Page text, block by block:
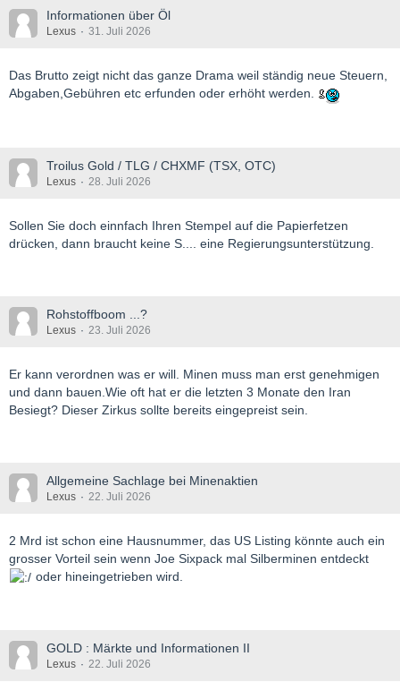
Informationen über Öl
Lexus 31. Juli 2026
Das Brutto zeigt nicht das ganze Drama weil ständig neue Steuern,
Abgaben,Gebühren etc erfunden oder erhöht werden.
Troilus Gold / TLG / CHXMF (TSX, OTC)
Lexus 28. Juli 2026
Sollen Sie doch einnfach Ihren Stempel auf die Papierfetzen
drücken, dann braucht keine S.... eine Regierungsunterstützung.
Rohstoffboom ...?
Lexus 23. Juli 2026
Er kann verordnen was er will. Minen muss man erst genehmigen
und dann bauen.Wie oft hat er die letzten 3 Monate den Iran
Besiegt? Dieser Zirkus sollte bereits eingepreist sein.
Allgemeine Sachlage bei Minenaktien
Lexus 22. Juli 2026
2 Mrd ist schon eine Hausnummer, das US Listing könnte auch ein
grosser Vorteil sein wenn Joe Sixpack mal Silberminen entdeckt
oder hineingetrieben wird.
GOLD : Märkte und Informationen II
Lexus 22. Juli 2026